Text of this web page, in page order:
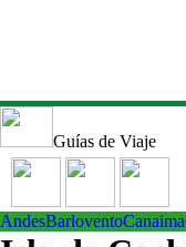
Guías de Viaje
AndesBarloventoCanaima